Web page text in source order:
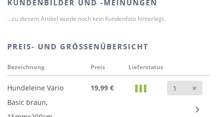
KUNDENBILDER UND -MEINUNGEN
...zu diesem Artikel wurde noch kein Kundenfoto hinterlegt.
PREIS- UND GRÖSSENÜBERSICHT
Bezeichnung Preis Lieferstatus
Hundeleine Vario
Basic braun,
19,99 €